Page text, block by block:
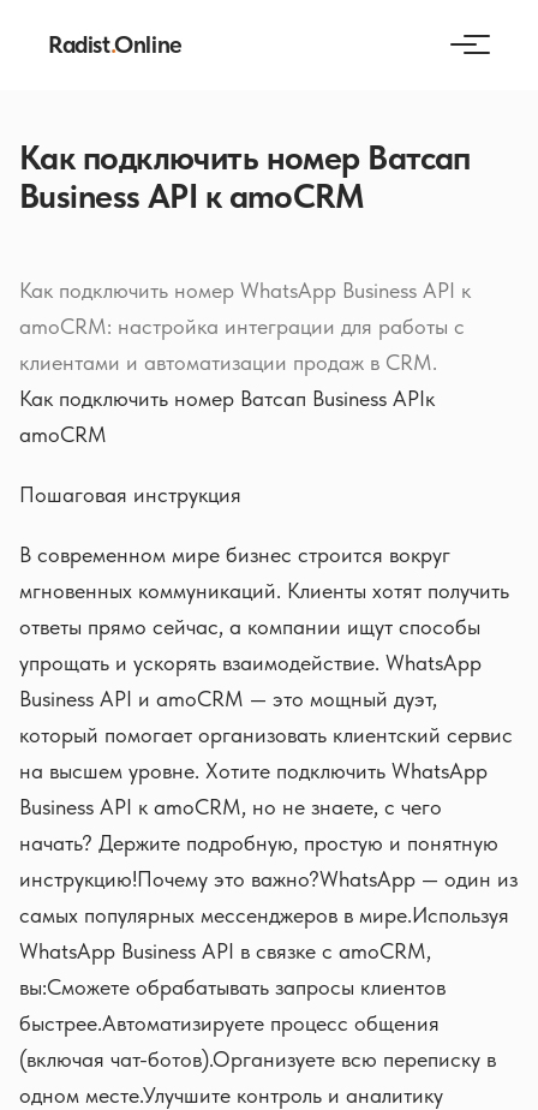
Radist.Online
Как подключить номер Ватсап
Business API к amoCRM
Как подключить номер WhatsApp Business API к
amoCRM: настройка интеграции для работы с
клиентами и автоматизации продаж в CRM.
Как подключить номер Ватсап Business APIк
amoCRM
Пошаговая инструкция
В современном мире бизнес строится вокруг
мгновенных коммуникаций. Клиенты хотят получить
ответы прямо сейчас, а компании ищут способы
упрощать и ускорять взаимодействие. WhatsApp
Business API и amoCRM — это мощный дуэт,
который помогает организовать клиентский сервис
на высшем уровне. Хотите подключить WhatsApp
Business API к amoCRM, но не знаете, с чего
начать? Держите подробную, простую и понятную
инструкцию!Почему это важно?WhatsApp — один из
самых популярных мессенджеров в мире.Используя
WhatsApp Business API в связке с amoCRM,
вы:Сможете обрабатывать запросы клиентов
быстрее.Автоматизируете процесс общения
(включая чат-ботов).Организуете всю переписку в
одном месте.Улучшите контроль и аналитику